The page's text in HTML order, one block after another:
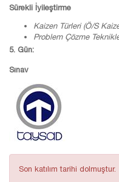
Sürekli İyileştirme
KaizenTürleri (Ö/S
Problem Çözme
5. Gün:
Sınav
Son katılım tarihi dolmuştur.